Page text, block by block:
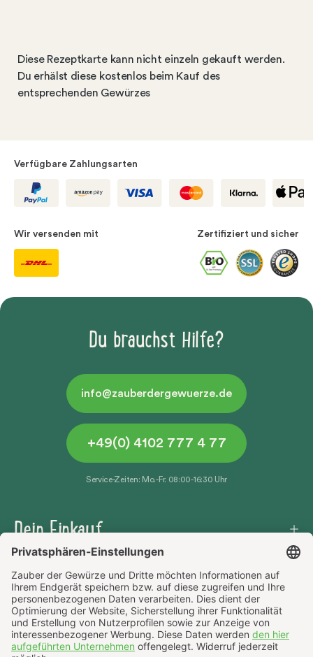
Diese Rezeptkarte kann nicht einzeln gekauft werden.
Du erhälst diese kostenlos beim Kauf des
entsprechenden Gewürzes
Verfügbare Zahlungsarten
Wir versenden mit Zertifiziert und sicher
Du brauchst Hilfe?
info@zauberdergewuerze.de
+49(0) 4102 777 4 77
Service-Zeiten: Mo.-Fr. 08:00-16:30 Uhr
Dein Einkauf
Häufige Fragen
Über uns